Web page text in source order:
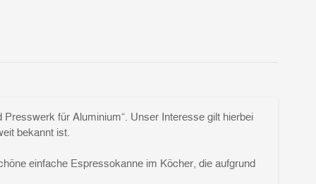
für Aluminium“. Unser Interesse gilt hierbei
bekannt ist.
einfache Espressokanne im Köcher, die aufgrund